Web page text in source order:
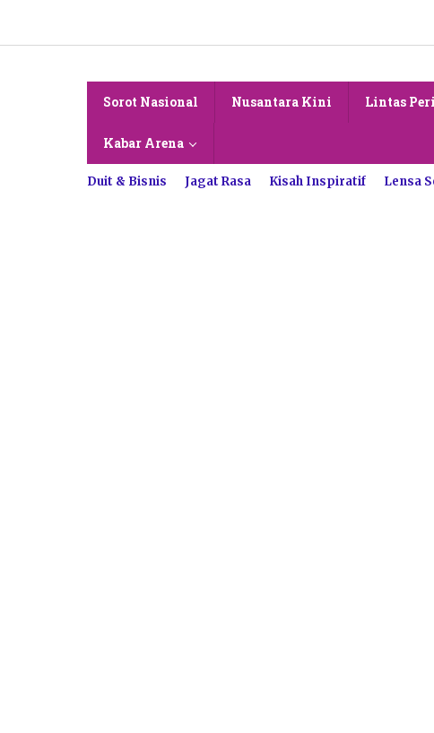
konten
Sorot Nasional Nusantara Kini Lintas
Kabar Arena
Duit & Bisnis Jagat Rasa Kisah Inspiratif Lensa